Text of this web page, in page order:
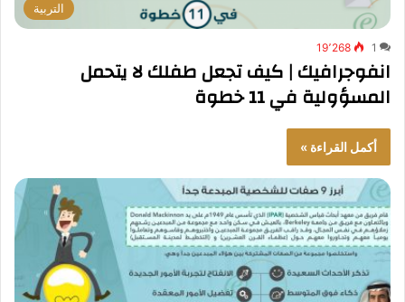
التربية
1 19٬268
انفوجرافيك | كيف تجعل طفلك لا يتحمل
المسؤولية في 11 خطوة
أكمل القراءة »